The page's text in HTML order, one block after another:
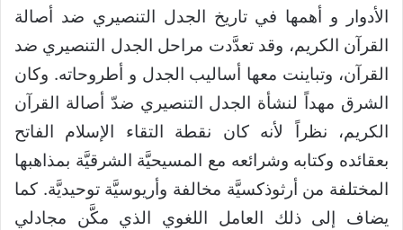
الأدوار و أهمها في تاريخ الجدل التنصيري ضد أصالة
القرآن الكريم، وقد تعدَّدت مراحل الجدل التنصيري ضد
القرآن، وتباينت معها أساليب الجدل و أطروحاته. وكان
الشرق مهداً لنشأة الجدل التنصيري ضدّ أصالة القرآن
الكريم، نظراً لأنه كان نقطة التقاء الإسلام الفاتح
بعقائده وكتابه وشرائعه مع المسيحيَّة الشرقيَّة بمذاهبها
المختلفة من أرثوذكسيَّة مخالفة وأريوسيَّة توحيديَّة. كما
يضاف إلى ذلك العامل اللغوي الذي مكَّن مجادلي